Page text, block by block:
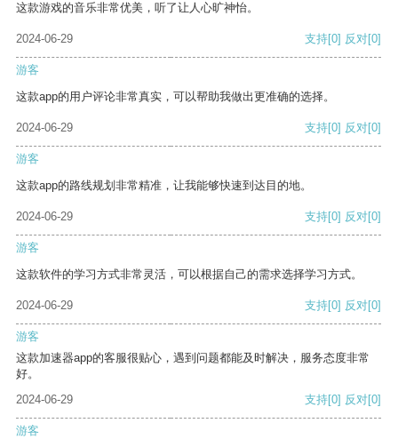
这款游戏的音乐非常优美，听了让人心旷神怡。
2024-06-29 支持[0] 反对[0]
游客
这款app的用户评论非常真实，可以帮助我做出更准确的选择。
2024-06-29 支持[0] 反对[0]
游客
这款app的路线规划非常精准，让我能够快速到达目的地。
2024-06-29 支持[0] 反对[0]
游客
这款软件的学习方式非常灵活，可以根据自己的需求选择学习方式。
2024-06-29 支持[0] 反对[0]
游客
这款加速器app的客服很贴心，遇到问题都能及时解决，服务态度非常
好。
2024-06-29
支持[0] 反对[0]
游客